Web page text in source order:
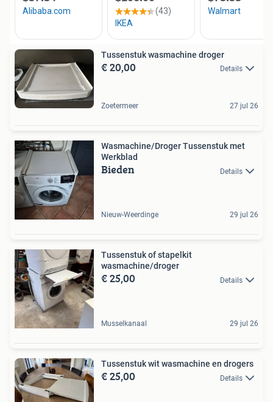
Tussenstuk wasmachine droger
€ 20,00 Details
Zoetermeer 27 jul 26
Wasmachine/Droger Tussenstuk met
Werkblad
Bieden Details
Nieuw-Weerdinge 29 jul 26
Tussenstuk of stapelkit
wasmachine/droger
€ 25,00 Details
Musselkanaal 29 jul 26
Tussenstuk wit wasmachine en drogers
€ 25,00 Details